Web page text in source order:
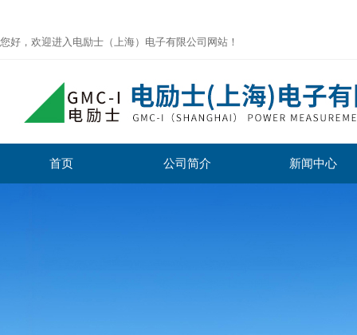
您好，欢迎进入电励士（上海）电子有限公司网站！
首页 公司简介 新闻中心